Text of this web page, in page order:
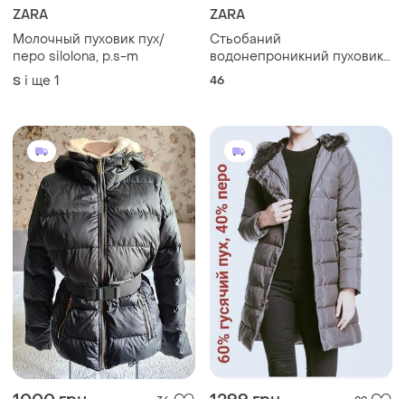
ZARA
Молочный пуховик пух/
перо silolona, р.s-m
S і ще 1
ZARA
Стьобаний
водонепроникний пуховик
46